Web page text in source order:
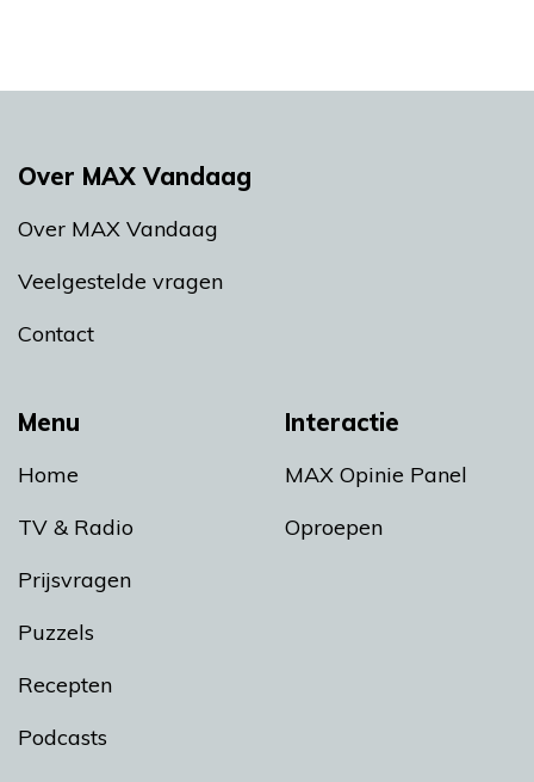
Menu
Home
TV & Radio
Prijsvragen
Puzzels
Recepten
Podcasts
Interactie
MAX Opinie Panel
Oproepen
Over MAX Vandaag
Over MAX Vandaag
Veelgestelde vragen
Contact